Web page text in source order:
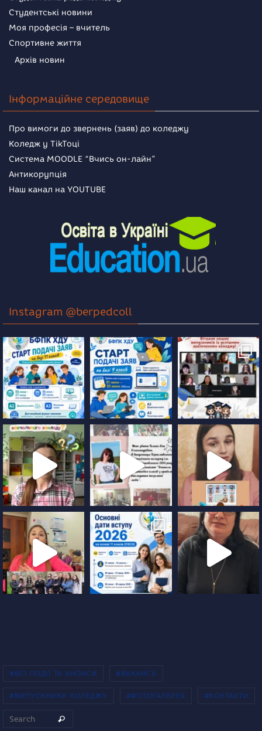
Студентські новини
Моя професія – вчитель
Спортивне життя
Архів новин
Інформаційне середовище
Про вимоги до звернень (заяв) до коледжу
Коледж у TikToці
Система MOODLE “Вчись он-лайн”
Антикорупція
Наш канал на YOUTUBE
Instagram @berpedcoll
#ВСІ ПОДІЇ ТА АНОНСИ #ВАКАНСІЇ
#ВИПУСКНИКИ КОЛЕДЖУ #ФОТОГАЛЕРЕЯ #КОНТАКТИ
Search